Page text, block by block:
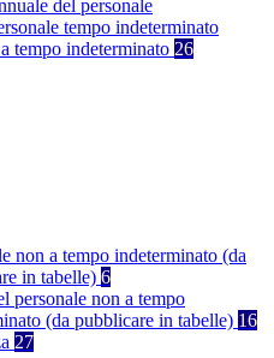
del personale
tempo indeterminato
tempo indeterminato 26
non a tempo indeterminato (da
in tabelle) 6
personale non a tempo
(da pubblicare in tabelle) 16
27